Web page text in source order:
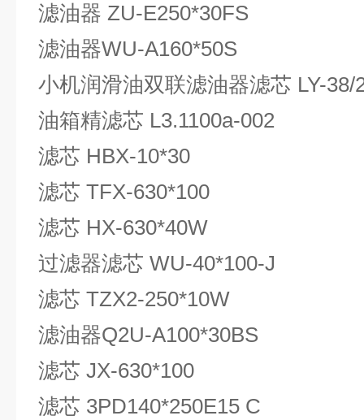
滤油器 ZU-E250*30FS
滤油器WU-A160*50S
小机润滑油双联滤油器滤芯 LY-38/
油箱精滤芯 L3.1100a-002
滤芯 HBX-10*30
滤芯 TFX-630*100
滤芯 HX-630*40W
过滤器滤芯 WU-40*100-J
滤芯 TZX2-250*10W
滤油器Q2U-A100*30BS
滤芯 JX-630*100
滤芯 3PD140*250E15 C